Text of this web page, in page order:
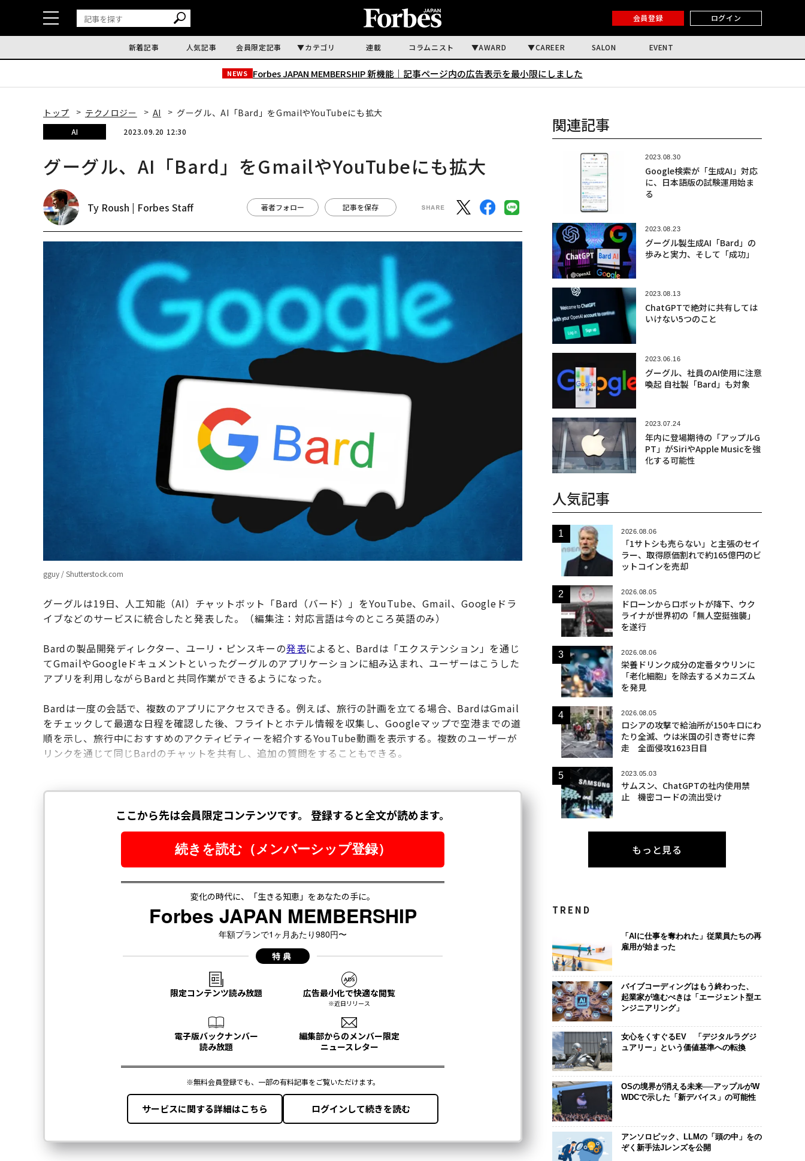
会員登録 ログイン
新着記事 人気記事 会員限定記事 カテゴリ 連載 コラムニスト AWARD CAREER SALON EVENT
NEWS Forbes JAPAN MEMBERSHIP 新機能｜ 記事ページ内の広告表示を最小限にしました
トップ テクノロジー AI グーグル、AI「Bard」をGmailやYouTubeにも拡大
AI 2023.09.20 12:30
グーグル、AI「Bard」をGmailやYouTubeにも拡大
Ty Roush | Forbes Staff 著者フォロー 記事を保存
gguy / Shutterstock.com
グーグルは19日、人工知能（AI）チャットボット「Bard（バード）」をYouTube、Gmail、Googleドラ
イブなどのサービスに統合したと発表した。（編集注：対応言語は今のところ英語のみ）
Bardの製品開発ディレクター、ユーリ・ピンスキーの発表によると、Bardは「エクステンション」を通じ
てGmailやGoogleドキュメントといったグーグルのアプリケーションに組み込まれ、ユーザーはこうした
アプリを利用しながらBardと共同作業ができるようになった。
Bardは一度の会話で、複数のアプリにアクセスできる。例えば、旅行の計画を立てる場合、BardはGmail
をチェックして最適な日程を確認した後、フライトとホテル情報を収集し、Googleマップで空港までの道
順を示し、旅行中におすすめのアクティビティーを紹介するYouTube動画を表示する。複数のユーザーが
リンクを通じて同じBardのチャットを共有し、追加の質問をすることもできる。
関連記事
2023.08.30
Google検索が「生成AI」対応
に、日本語版の試験運用始ま
る
2023.08.23
グーグル製生成AI「Bard」の
歩みと実力、そして「成功」
2023.08.13
ChatGPTで絶対に共有しては
いけない5つのこと
2023.06.16
グーグル、社員のAI使用に注意
喚起 自社製「Bard」も対象
2023.07.24
年内に登場期待の「アップルG
PT」がSiriやApple Musicを強
化する可能性
人気記事
2026.08.06
「1サトシも売らない」と主張のセイ
ラー、取得原価割れで約165億円のビ
ットコインを売却
2026.08.05
ドローンからロボットが降下、ウク
ライナが世界初の「無人空挺強襲」
を遂行
2026.08.06
栄養ドリンク成分の定番タウリンに
「老化細胞」を除去するメカニズム
を発見
2026.08.05
ロシアの攻撃で給油所が150キロにわ
たり全滅、ウは米国の引き寄せに奔
走 全面侵攻1623日目
2023.05.03
サムスン、ChatGPTの社内使用禁
止 機密コードの流出受け
もっと見る
TREND
「AIに仕事を奪われた」従業員たちの再
雇用が始まった
バイブコーディングはもう終わった、
起業家が進むべきは「エージェント型エ
ンジニアリング」
女心をくすぐるEV 「デジタルラグジ
ュアリー」という価値基準への転換
OSの境界が消える未来──アップルがW
WDCで示した「新デバイス」の可能性
アンソロピック、LLMの「頭の中」をの
ぞく新手法Jレンズを公開